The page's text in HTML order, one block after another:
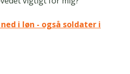
i løn - også soldater i